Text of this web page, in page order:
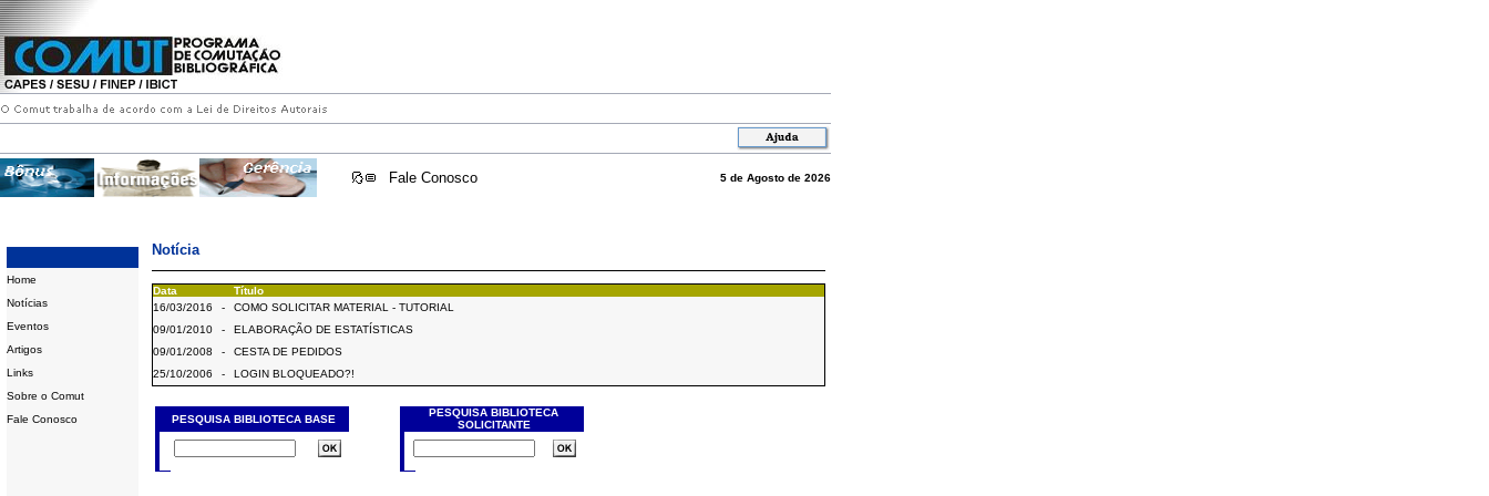
Fale Conosco 5 de Agosto de 2026
Home
Notícias
Eventos
Artigos
Links
Sobre o Comut
Fale Conosco
Notícia
Data
Título
16/03/2016
-
COMO SOLICITAR MATERIAL - TUTORIAL
09/01/2010
-
ELABORAÇÃO DE ESTATÍSTICAS
09/01/2008
-
CESTA DE PEDIDOS
25/10/2006
- LOGIN BLOQUEADO?!
PESQUISA BIBLIOTECA BASE
PESQUISA BIBLIOTECA
SOLICITANTE